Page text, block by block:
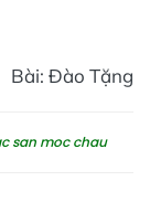
Bài: Đào Tặng
san moc chau